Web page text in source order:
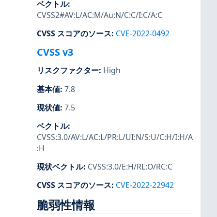
ベクトル:
CVSS2#AV:L/AC:M/Au:N/C:C/I:C/A:C
CVSS スコアのソース: CVE-2022-0492
CVSS v3
リスクファクター: High
基本値: 7.8
現状値: 7.5
ベクトル:
CVSS:3.0/AV:L/AC:L/PR:L/UI:N/S:U/C:H/I:H/A
:H
現状ベクトル: CVSS:3.0/E:H/RL:O/RC:C
CVSS スコアのソース: CVE-2022-22942
脆弱性情報